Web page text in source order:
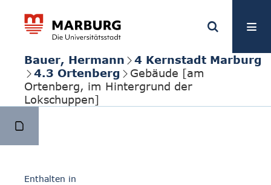
Bauer, Hermann
4 Kernstadt Marburg
4.3 Ortenberg
Gebäude [am
Ortenberg, im Hintergrund der
Lokschuppen]
Enthalten in